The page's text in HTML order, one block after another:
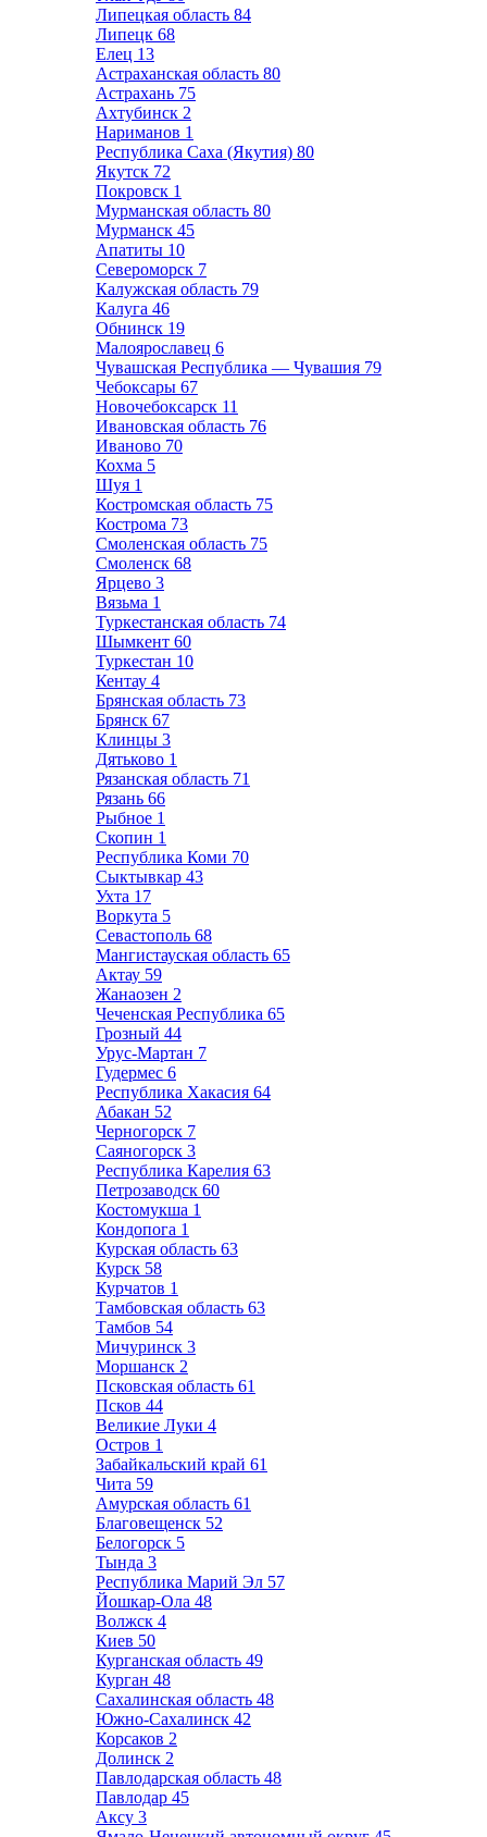
Липецкая область 84
Липецк 68
Елец 13
Астраханская область 80
Астрахань 75
Ахтубинск 2
Нариманов 1
Республика Саха (Якутия) 80
Якутск 72
Покровск 1
Мурманская область 80
Мурманск 45
Апатиты 10
Североморск 7
Калужская область 79
Калуга 46
Обнинск 19
Малоярославец 6
Чувашская Республика — Чувашия 79
Чебоксары 67
Новочебоксарск 11
Ивановская область 76
Иваново 70
Кохма 5
Шуя 1
Костромская область 75
Кострома 73
Смоленская область 75
Смоленск 68
Ярцево 3
Вязьма 1
Туркестанская область 74
Шымкент 60
Туркестан 10
Кентау 4
Брянская область 73
Брянск 67
Клинцы 3
Дятьково 1
Рязанская область 71
Рязань 66
Рыбное 1
Скопин 1
Республика Коми 70
Сыктывкар 43
Ухта 17
Воркута 5
Севастополь 68
Мангистауская область 65
Актау 59
Жанаозен 2
Чеченская Республика 65
Грозный 44
Урус-Мартан 7
Гудермес 6
Республика Хакасия 64
Абакан 52
Черногорск 7
Саяногорск 3
Республика Карелия 63
Петрозаводск 60
Костомукша 1
Кондопога 1
Курская область 63
Курск 58
Курчатов 1
Тамбовская область 63
Тамбов 54
Мичуринск 3
Моршанск 2
Псковская область 61
Псков 44
Великие Луки 4
Остров 1
Забайкальский край 61
Чита 59
Амурская область 61
Благовещенск 52
Белогорск 5
Тында 3
Республика Марий Эл 57
Йошкар-Ола 48
Волжск 4
Киев 50
Курганская область 49
Курган 48
Сахалинская область 48
Южно-Сахалинск 42
Корсаков 2
Долинск 2
Павлодарская область 48
Павлодар 45
Аксу 3